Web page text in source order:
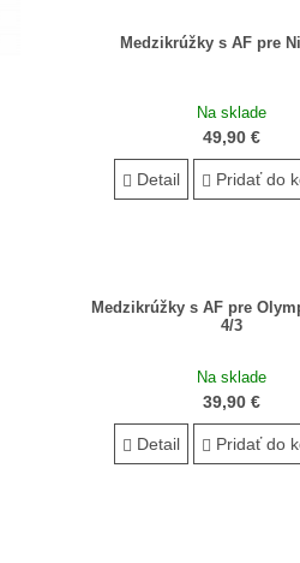
Medzikrúžky s AF pre
Na sklade
49,90 €
Detail Pridať do
Medzikrúžky s AF pre
4/3
Na sklade
39,90 €
Detail Pridať do